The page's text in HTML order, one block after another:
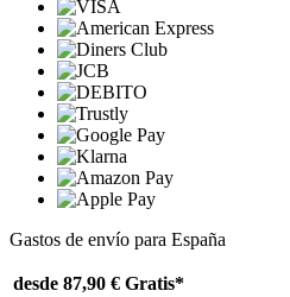
Gastos de envío para España
desde 87,90 € Gratis*